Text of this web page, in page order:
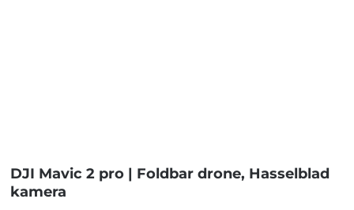
DJI Mavic 2 pro | Foldbar drone, Hasselblad
kamera